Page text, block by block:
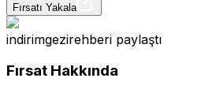
Fırsatı Yakala
indirimgezirehberi paylaştı
Fırsat Hakkında